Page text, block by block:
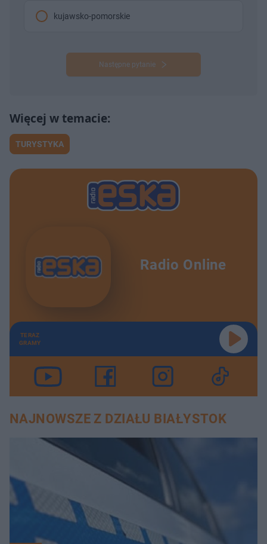
kujawsko-pomorskie
Następne pytanie
TURYSTYKA
Radio Online
TERAZ
GRAMY
NAJNOWSZE Z DZIAŁU BIAŁYSTOK